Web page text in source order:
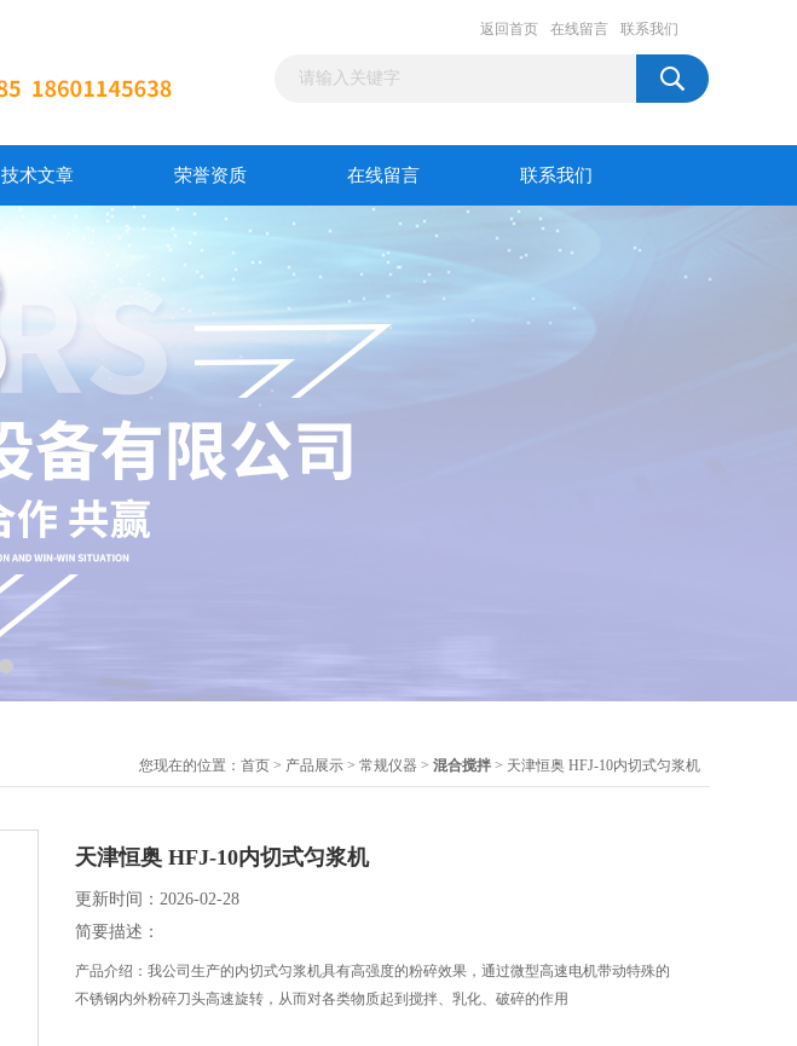
返回首页 在线留言 联系我们
技术文章 荣誉资质 在线留言 联系我们
您现在的位置： 首页 > 产品展示 > 常规仪器 > 混合搅拌 > 天津恒奥 HFJ-10内切式匀浆机
天津恒奥 HFJ-10内切式匀浆机
更新时间：2026-02-28
简要描述：
产品介绍：我公司生产的内切式匀浆机具有高强度的粉碎效果，通过微型高速电机带动特殊的
不锈钢内外粉碎刀头高速旋转，从而对各类物质起到搅拌、乳化、破碎的作用